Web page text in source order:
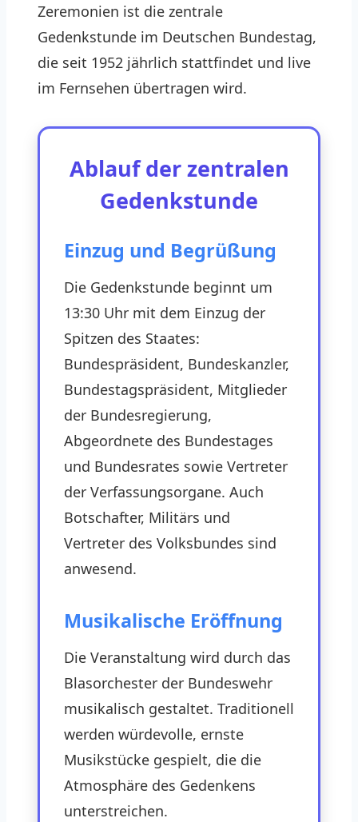
Zeremonien ist die zentrale
Gedenkstunde im Deutschen Bundestag,
die seit 1952 jährlich stattfindet und live
im Fernsehen übertragen wird.
Ablauf der zentralen
Gedenkstunde
Einzug und Begrüßung
Die Gedenkstunde beginnt um
13:30 Uhr mit dem Einzug der
Spitzen des Staates:
Bundespräsident, Bundeskanzler,
Bundestagspräsident, Mitglieder
der Bundesregierung,
Abgeordnete des Bundestages
und Bundesrates sowie Vertreter
der Verfassungsorgane. Auch
Botschafter, Militärs und
Vertreter des Volksbundes sind
anwesend.
Musikalische Eröffnung
Die Veranstaltung wird durch das
Blasorchester der Bundeswehr
musikalisch gestaltet. Traditionell
werden würdevolle, ernste
Musikstücke gespielt, die die
Atmosphäre des Gedenkens
unterstreichen.